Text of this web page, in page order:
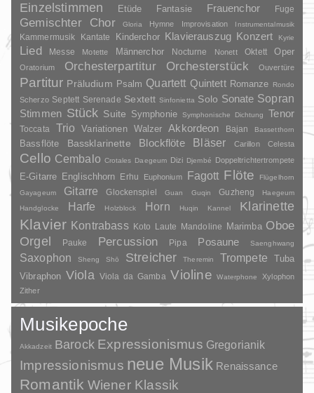
Einzelstimmen
Etüde Fantasie Frauenchor Fuge
Gemischter Chor Gloria Hymne Improvisation Instrumentalmusik
Kammermusik Kantate Kinderchor Klavierauszug Konzert Kyrie
Lied Messe Motette Männerchor Nocturne Nonett Oktett Oper
Oratorium Orchesterpartitur Orchesterstück Ouvertüre
Partitur Präludium Psalm Quartett Quintett Romanze Rondo
Scherzo Septett Serenade Sextett Sinfonietta Solo Sonate Sopran
Stimmen Stück Suite Symphonie Symphonische Dichtung Tenor
Toccata Trio Variationen Walzer Akkordeon Bajan Bassetthorn
Bassflöte Bassklarinette Blockflöte Bläser Carillon Celesta
Cello Cembalo Crotales Daegeum Dizi Djembé Doppeltrichtertrompete
E-Gitarre Englischhorn Erhu Euphonium Fagott Flöte
Flügelhorn
Gayageum
Gitarre Glockenspiel Guan Guqin Guzheng
Haegeum
Handglocke
Harfe Holzblock Horn Huqin Kannel Klarinette
Klavier Kontrabass Koto Laute Mandoline Marimba Oboe
Orgel Pauke Percussion Pipa Posaune Saenghwang
Saxophon Sheng Shō Streicher Theremin Trompete
Tuba
Vibraphon Viola Viola da Gamba Violine Waterphone
Xylophon
Zither
Musikepoche
Akkadzeit Barock Expressionismus Gregorianik
Impressionismus neue Musik Renaissance
Romantik Wiener Klassik